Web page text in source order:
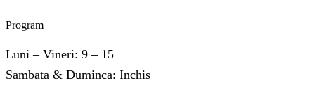
Program
Luni – Vineri: 9 – 15
Sambata & Duminca: Inchis